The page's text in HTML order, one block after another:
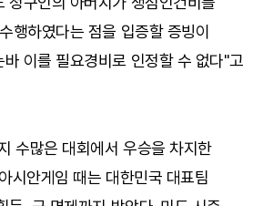
행하였다는 점을 입증할 증빙이
이를 필요경비로 인정할 수 없다"고
수많은 대회에서 우승을 차지한
시안게임 때는 대한민국 대표팀